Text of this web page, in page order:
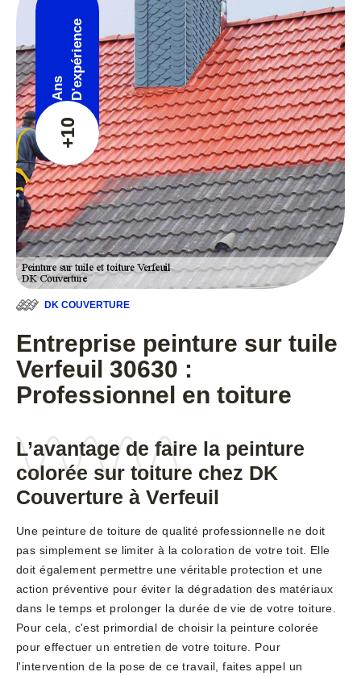
+10
Ans D'expérience
DK COUVERTURE
Entreprise peinture sur tuile
Verfeuil 30630 :
Professionnel en toiture
L’avantage de faire la peinture
colorée sur toiture chez DK
Couverture à Verfeuil
Une peinture de toiture de qualité professionnelle ne doit
pas simplement se limiter à la coloration de votre toit. Elle
doit également permettre une véritable protection et une
action préventive pour éviter la dégradation des matériaux
dans le temps et prolonger la durée de vie de votre toiture.
Pour cela, c'est primordial de choisir la peinture colorée
pour effectuer un entretien de votre toiture. Pour
l'intervention de la pose de ce travail, faites appel un